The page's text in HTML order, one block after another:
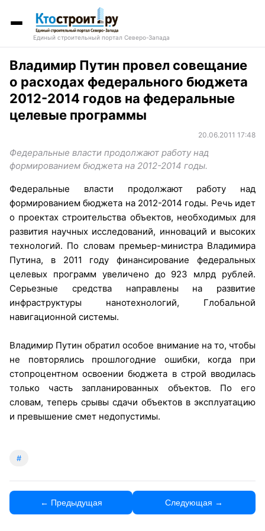
Единый строительный портал Северо-Запада
Владимир Путин провел совещание
о расходах федерального бюджета
2012-2014 годов на федеральные
целевые программы
20.06.2011 17:48
Федеральные власти продолжают работу над
формированием бюджета на 2012-2014 годы.
Федеральные власти продолжают работу над
формированием бюджета на 2012-2014 годы. Речь идет
о проектах строительства объектов, необходимых для
развития научных исследований, инноваций и высоких
технологий. По словам премьер-министра Владимира
Путина, в 2011 году финансирование федеральных
целевых программ увеличено до 923 млрд рублей.
Серьезные средства направлены на развитие
инфраструктуры нанотехнологий, Глобальной
навигационной системы.
Владимир Путин обратил особое внимание на то, чтобы
не повторялись прошлогодние ошибки, когда при
стопроцентном освоении бюджета в строй вводилась
только часть запланированных объектов. По его
словам, теперь срывы сдачи объектов в эксплуатацию
и превышение смет недопустимы.
#
← Предыдущая Следующая →